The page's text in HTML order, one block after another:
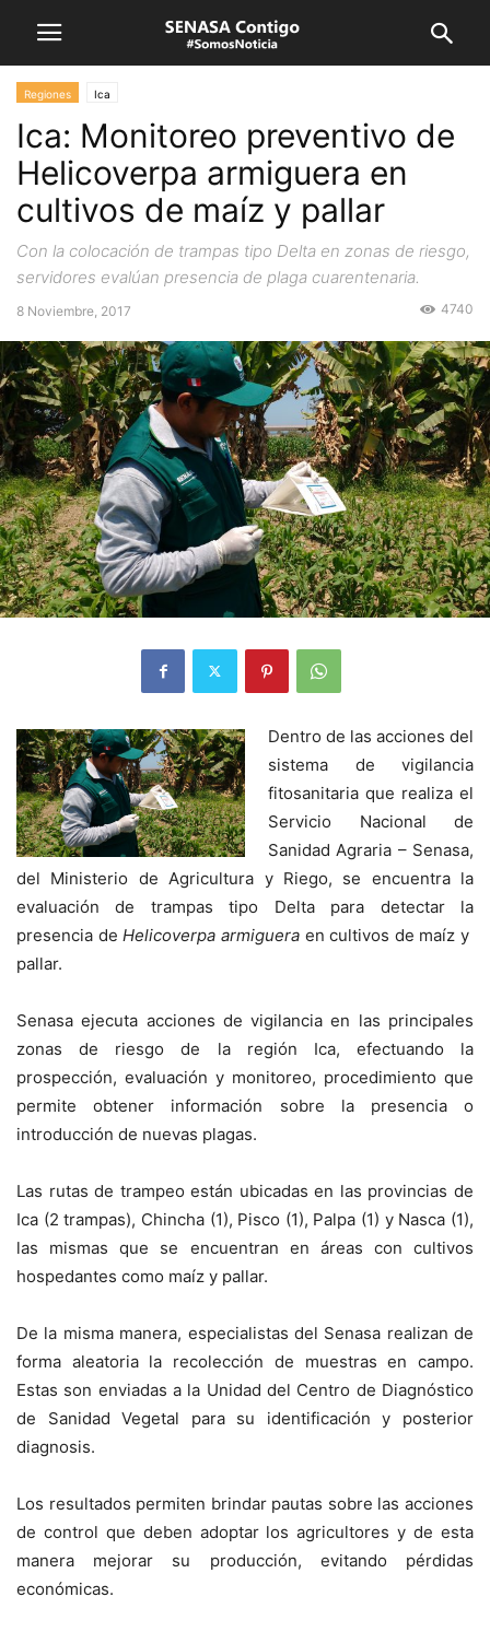
Regiones Ica
Ica: Monitoreo preventivo de
Helicoverpa armiguera en
cultivos de maíz y pallar
Con la colocación de trampas tipo Delta en zonas de riesgo,
servidores evalúan presencia de plaga cuarentenaria.
8 Noviembre, 2017 4740
Dentro de las acciones del
sistema de vigilancia
fitosanitaria que realiza el
Servicio Nacional de
Sanidad Agraria – Senasa,
del Ministerio de Agricultura y Riego, se encuentra la
evaluación de trampas tipo Delta para detectar la
presencia deHelicoverpa armigueraen cultivos de maíz y
pallar.
Senasa ejecuta acciones de vigilancia en las principales
zonas de riesgo de la región Ica, efectuando la
prospección, evaluación y monitoreo, procedimiento que
permite obtener información sobre la presencia o
introducción de nuevas plagas.
Las rutas de trampeo están ubicadas en las provincias de
Ica (2 trampas), Chincha (1), Pisco (1), Palpa (1) y Nasca (1),
las mismas que se encuentran en áreas con cultivos
hospedantes como maíz y pallar.
De la misma manera, especialistas del Senasa realizan de
forma aleatoria la recolección de muestras en campo.
Estas son enviadas a la Unidad del Centro de Diagnóstico
de Sanidad Vegetal para su identificación y posterior
diagnosis.
Los resultados permiten brindar pautas sobre las acciones
de control que deben adoptar los agricultores y de esta
manera mejorar su producción, evitando pérdidas
económicas.